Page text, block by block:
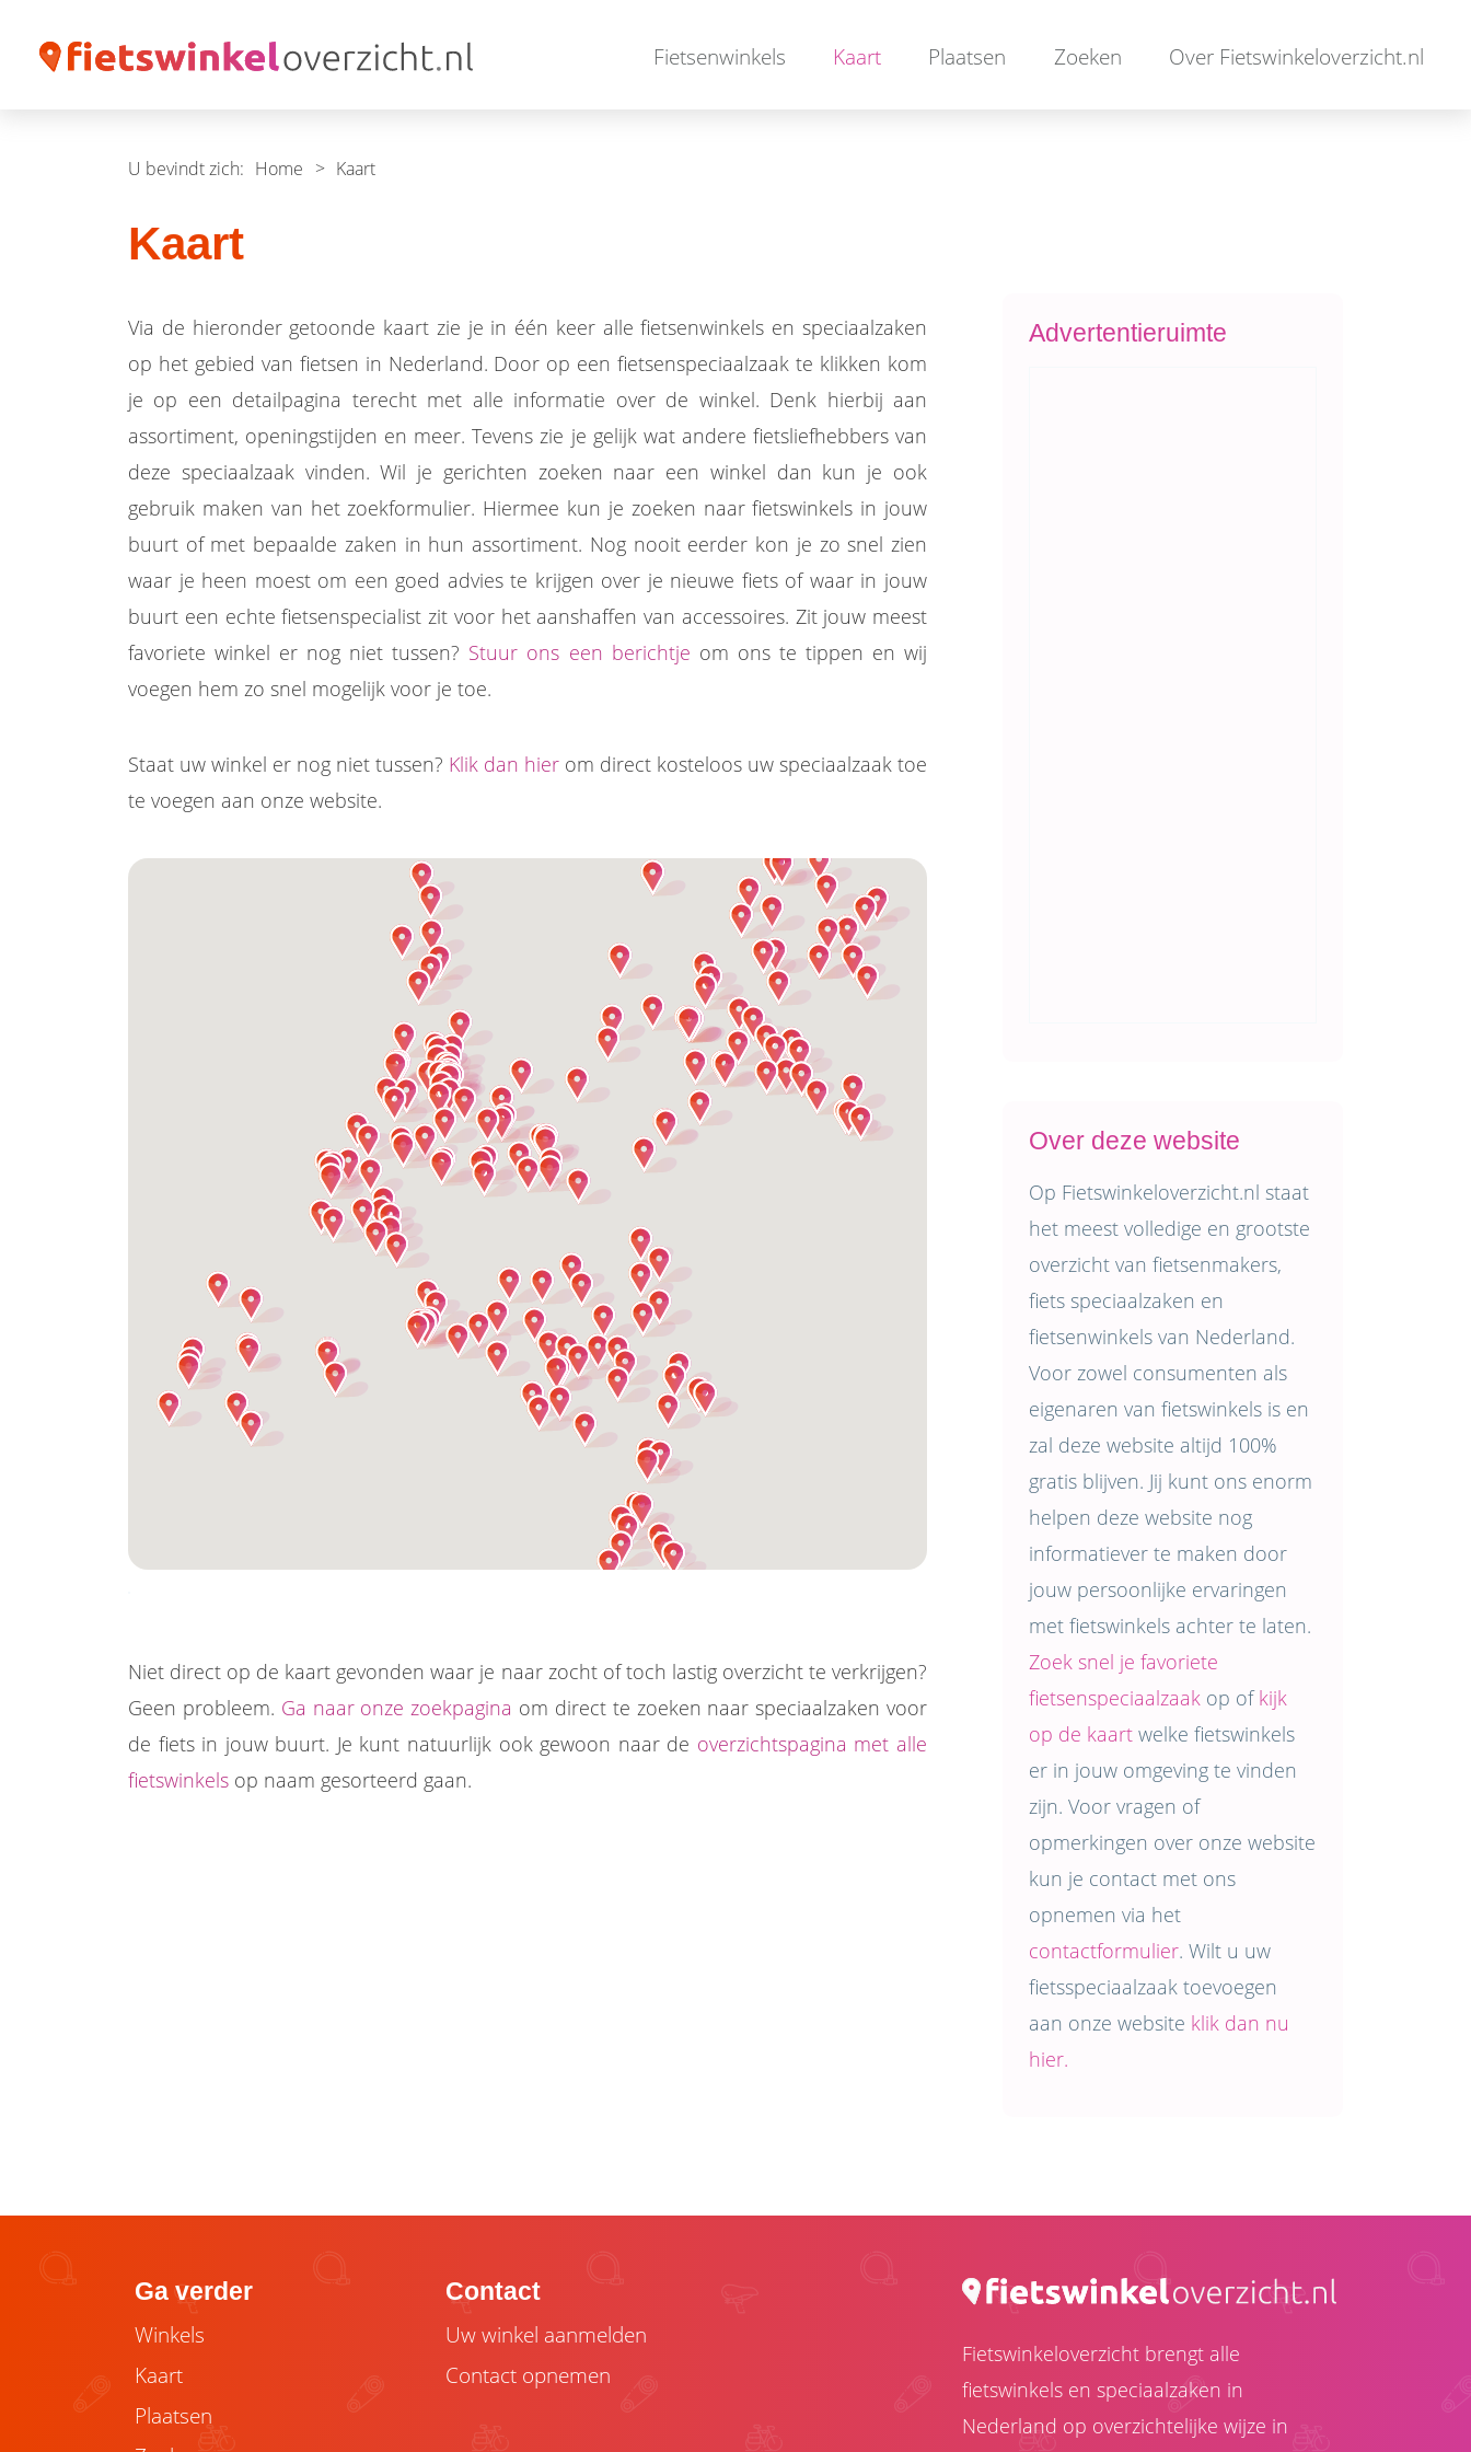
Fietsenwinkels Kaart Plaatsen Zoeken Over Fietswinkeloverzicht.nl
U bevindt zich: Home > Kaart
Kaart
Via de hieronder getoonde kaart zie je in één keer alle fietsenwinkels en speciaalzaken
op het gebied van fietsen in Nederland. Door op een fietsenspeciaalzaak te klikken kom
je op een detailpagina terecht met alle informatie over de winkel. Denk hierbij aan
assortiment, openingstijden en meer. Tevens zie je gelijk wat andere fietsliefhebbers van
deze speciaalzaak vinden. Wil je gerichten zoeken naar een winkel dan kun je ook
gebruik maken van het zoekformulier. Hiermee kun je zoeken naar fietswinkels in jouw
buurt of met bepaalde zaken in hun assortiment. Nog nooit eerder kon je zo snel zien
waar je heen moest om een goed advies te krijgen over je nieuwe fiets of waar in jouw
buurt een echte fietsenspecialist zit voor het aanshaffen van accessoires. Zit jouw meest
favoriete winkel er nog niet tussen? Stuur ons een berichtje om ons te tippen en wij
voegen hem zo snel mogelijk voor je toe.
Staat uw winkel er nog niet tussen? Klik dan hier om direct kosteloos uw speciaalzaak toe
te voegen aan onze website.
Niet direct op de kaart gevonden waar je naar zocht of toch lastig overzicht te verkrijgen?
Geen probleem. Ga naar onze zoekpagina om direct te zoeken naar speciaalzaken voor
de fiets in jouw buurt. Je kunt natuurlijk ook gewoon naar de overzichtspagina met alle
fietswinkels op naam gesorteerd gaan.
Advertentieruimte
Over deze website
Op Fietswinkeloverzicht.nl staat
het meest volledige en grootste
overzicht van fietsenmakers,
fiets speciaalzaken en
fietsenwinkels van Nederland.
Voor zowel consumenten als
eigenaren van fietswinkels is en
zal deze website altijd 100%
gratis blijven. Jij kunt ons enorm
helpen deze website nog
informatiever te maken door
jouw persoonlijke ervaringen
met fietswinkels achter te laten.
Zoek snel je favoriete
fietsenspeciaalzaak op ofkijk
op de kaart welke fietswinkels
er in jouw omgeving te vinden
zijn. Voor vragen of
opmerkingen over onze website
kun je contact met ons
opnemen via het
contactformulier. Wilt u uw
fietsspeciaalzaak toevoegen
aan onze website klik dan nu
hier.
Ga verder
Winkels
Kaart
Plaatsen
Contact
Uw winkel aanmelden
Contact opnemen
Fietswinkeloverzicht brengt alle
fietswinkels en speciaalzaken in
Nederland op overzichtelijke wijze in